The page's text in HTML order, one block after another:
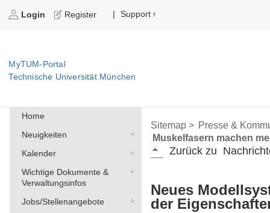
Login Register | Support
MyTUM-Portal
Technische Universität München
Home
Neuigkeiten
Kalender
Wichtige Dokumente &
Verwaltungsinfos
Jobs/Stellenangebote
Sitemap > Presse &
Muskelfasern machen
Zurück zu
Neues
der